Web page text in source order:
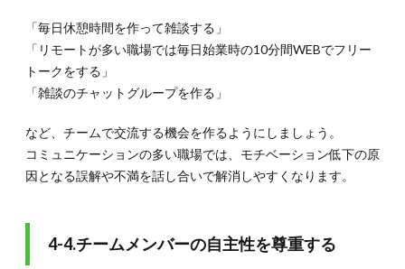
「毎日休憩時間を作って雑談する」
「リモートが多い職場では毎日始業時の10分間WEBでフリー
トークをする」
「雑談のチャットグループを作る」
など、チームで交流する機会を作るようにしましょう。
コミュニケーションの多い職場では、モチベーション低下の原
因となる誤解や不満を話し合いで解消しやすくなります。
4-4.チームメンバーの自主性を尊重する